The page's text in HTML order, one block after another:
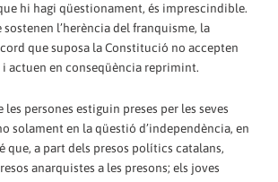
hi hagi qüestionament, és imprescindible.
sostenen l’herència del franquisme, la
que suposa la Constitució no accepten
actuen en conseqüència reprimint.
persones estiguin preses per les seves
solament en la qüestió d’independència, en
que, a part dels presos polítics catalans,
anarquistes a les presons; els joves